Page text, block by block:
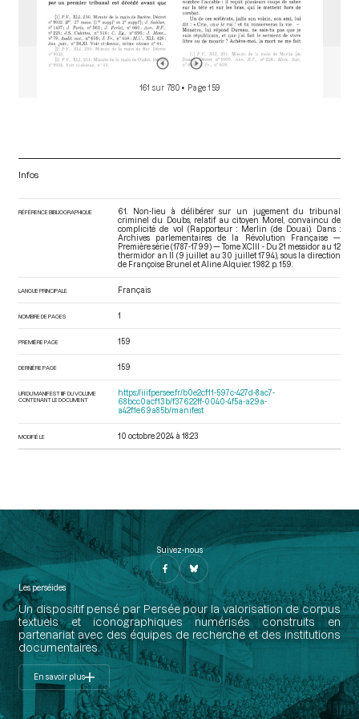
161 sur 780 • Page 159
Infos
RÉFÉRENCE BIBLIOGRAPHIQUE
61. Non-lieu à délibérer sur un jugement du tribunal
criminel du Doubs, relatif au citoyen Morel, convaincu de
complicité de vol (Rapporteur : Merlin (de Douai). Dans :
Archives parlementaires de la Révolution Française —
Première série (1787-1799) — Tome XCIII - Du 21 messidor au 12
thermidor an II (9 juillet au 30 juillet 1794) , sous la direction
de Françoise Brunel et Aline Alquier. 1982. p. 159.
LANGUE PRINCIPALE Français
NOMBRE DE PAGES 1
PREMIÈRE PAGE 159
DERNIÈRE PAGE 159
URI DU MANIFEST IIIF DU VOLUME
CONTENANT LE DOCUMENT
https://iiif.persee.fr/b0e2cf11-597c-427d-8ac7-
68bcc0acf13b/f37622ff-0040-4f5a-a29a-
a42f1e69a85b/manifest
MODIFIÉ LE 10 octobre 2024 à 18:23
Suivez-nous
Les perséides
Un dispositif pensé par Persée pour la valorisation de corpus
textuels et iconographiques numérisés construits en
partenariat avec des équipes de recherche et des institutions
documentaires.
En savoir plus